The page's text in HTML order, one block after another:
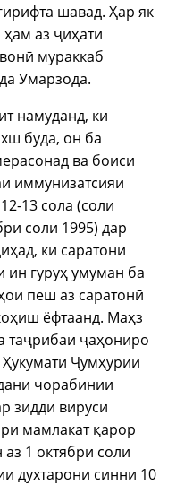
шавад. Ҳар як
аз ҷиҳати
мураккаб
Умарзода.
намуданд, ки
буда, он ба
ва боиси
иммунизатсияи
13 сола (соли
соли 1995) дар
ки саратони
ин гуруҳ умуман ба
пеш аз саратонӣ
ёфтаанд. Маҳз
таҷрибаи ҷаҳониро
Ҷумҳурии
чорабинии
зидди вируси
мамлакат қарор
1 октябри соли
духтарони синни 10